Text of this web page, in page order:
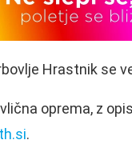
Hrastnik se
oprema, z
.